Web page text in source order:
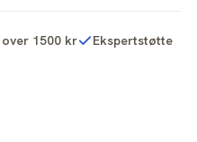
1500 kr Ekspertstøtte